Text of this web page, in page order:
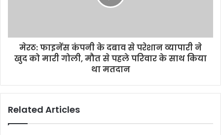
मेरठ: फाइनेंस कंपनी के दबाव से परेशान व्यापारी ने
खुद को मारी गोली, मौत से पहले परिवार के साथ किया
था मतदान
Related Articles